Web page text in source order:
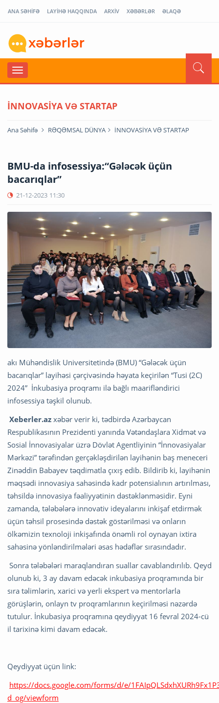
ANA SƏHİFƏ LAYİHƏ HAQQINDA ARXİV XƏBƏRLƏR ƏLAQƏ
İNNOVASİYA VƏ STARTAP
Ana Səhifə RƏQƏMSAL DÜNYA İNNOVASİYA VƏ STARTAP
BMU-da infosessiya:“Gələcək üçün
bacarıqlar”
21-12-2023 11:30
akı Mühəndislik Universitetində (BMU) “Gələcək üçün
bacarıqlar” layihəsi çərçivəsində həyata keçirilən “Tusi (2C)
2024” İnkubasiya proqramı ilə bağlı maarifləndirici
infosessiya təşkil olunub.
Xeberler.az xəbər verir ki, tədbirdə Azərbaycan
Respublikasının Prezidenti yanında Vətəndaşlara Xidmət və
Sosial İnnovasiyalar üzrə Dövlət Agentliyinin “İnnovasiyalar
Mərkəzi” tərəfindən gerçəkləşdirilən layihənin baş meneceri
Zinəddin Babayev təqdimatla çıxış edib. Bildirib ki, layihənin
məqsədi innovasiya sahəsində kadr potensialının artırılması,
təhsildə innovasiya fəaliyyətinin dəstəklənməsidir. Eyni
zamanda, tələbələrə innovativ ideyalarını inkişaf etdirmək
üçün təhsil prosesində dəstək göstərilməsi və onların
ölkəmizin texnoloji inkişafında önəmli rol oynayan ixtira
sahəsinə yönləndirilmələri əsas hədəflər sırasındadır.
Sonra tələbələri maraqlandıran suallar cavablandırılıb. Qeyd
olunub ki, 3 ay davam edəcək inkubasiya proqramında bir
sıra təlimlərin, xarici və yerli ekspert və mentorlarla
görüşlərin, onlayn tv proqramlarının keçirilməsi nəzərdə
tutulur. İnkubasiya proqramına qeydiyyat 16 fevral 2024-cü
il tarixinə kimi davam edəcək.
Qeydiyyat üçün link:
https://docs.google.com/forms/d/e/
d_og/viewform